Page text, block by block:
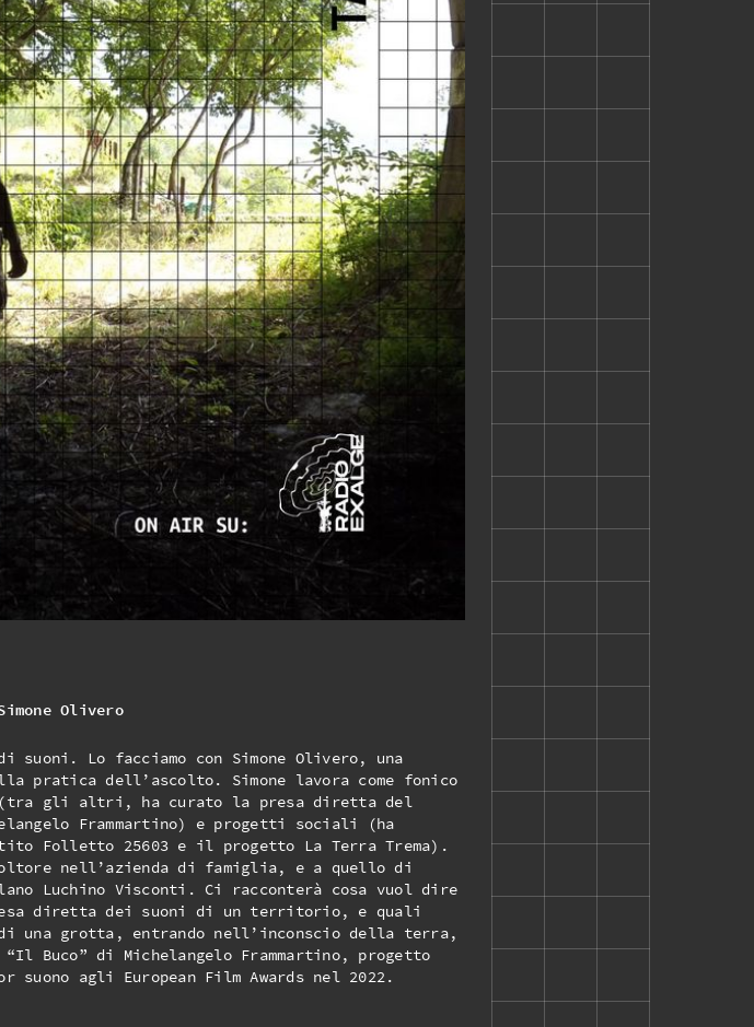
Olivero
Lo facciamo con Simone Olivero, una
pratica dell’ascolto. Simone lavora come fonico
(tra gli altri, ha curato la presa diretta del
Frammartino) e progetti sociali (ha
Folletto 25603 e il progetto La Terra Trema).
nell’azienda di famiglia, e a quello di
Luchino Visconti. Ci racconterà cosa vuol dire
diretta dei suoni di un territorio, e quali
una grotta, entrando nell’inconscio della terra,
Buco” di Michelangelo Frammartino, progetto
agli European Film Awards nel 2022.